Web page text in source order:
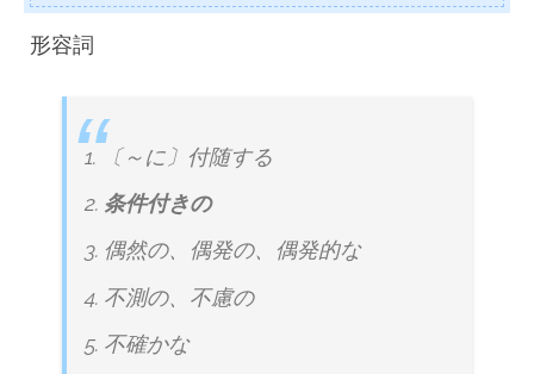
形容詞
〔～に〕付随する
条件付きの
偶然の、偶発の、偶発的な
不測の、不慮の
不確かな